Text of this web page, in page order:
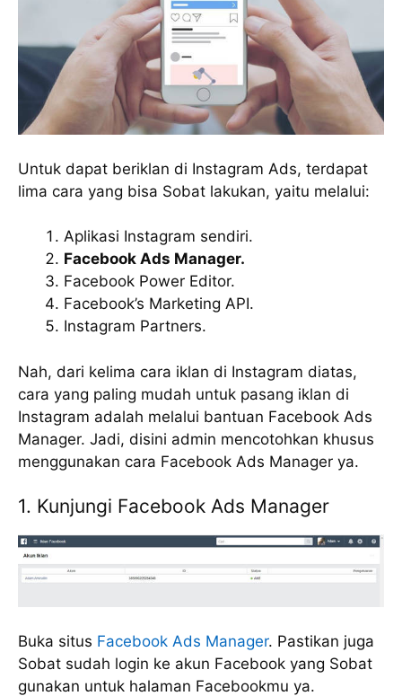
Untuk dapat beriklan di Instagram Ads, terdapat
lima cara yang bisa Sobat lakukan, yaitu melalui:
Aplikasi Instagram sendiri.
Facebook Ads Manager.
Facebook Power Editor.
Facebook’s Marketing API.
Instagram Partners.
Nah, dari kelima cara iklan di Instagram diatas,
cara yang paling mudah untuk pasang iklan di
Instagram adalah melalui bantuan Facebook Ads
Manager. Jadi, disini admin mencotohkan khusus
menggunakan cara Facebook Ads Manager ya.
1. Kunjungi Facebook Ads Manager
Buka situs Facebook Ads Manager. Pastikan juga
Sobat sudah login ke akun Facebook yang Sobat
gunakan untuk halaman Facebookmu ya.